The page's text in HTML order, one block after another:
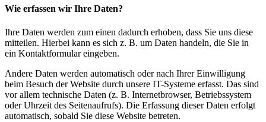
Wie erfassen wir Ihre Daten?
Ihre Daten werden zum einen dadurch erhoben, dass Sie uns diese
mitteilen. Hierbei kann es sich z. B. um Daten handeln, die Sie in
ein Kontaktformular eingeben.
Andere Daten werden automatisch oder nach Ihrer Einwilligung
beim Besuch der Website durch unsere IT-Systeme erfasst. Das sind
vor allem technische Daten (z. B. Internetbrowser, Betriebssystem
oder Uhrzeit des Seitenaufrufs). Die Erfassung dieser Daten erfolgt
automatisch, sobald Sie diese Website betreten.